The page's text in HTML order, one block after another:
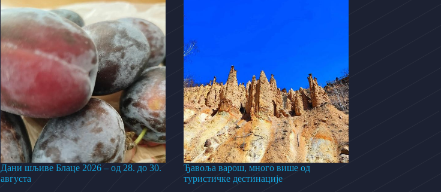
Дани шљиве Блаце 2026 – од 28. до 30.
августа
Ђавоља варош, много више од
туристичке дестинације